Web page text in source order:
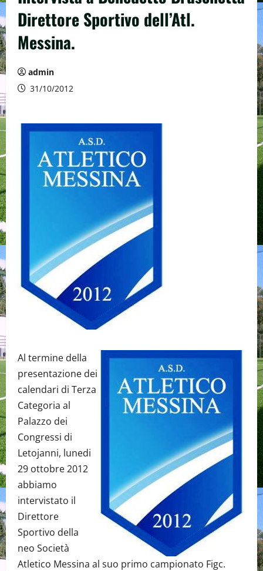
Direttore Sportivo dell’Atl.
Messina.
admin
31/10/2012
Al termine della
presentazione dei
calendari di Terza
Categoria al
Palazzo dei
Congressi di
Letojanni, lunedi
29 ottobre 2012
abbiamo
intervistato il
Direttore
Sportivo della
neo Società
Atletico Messina al suo primo campionato Figc.